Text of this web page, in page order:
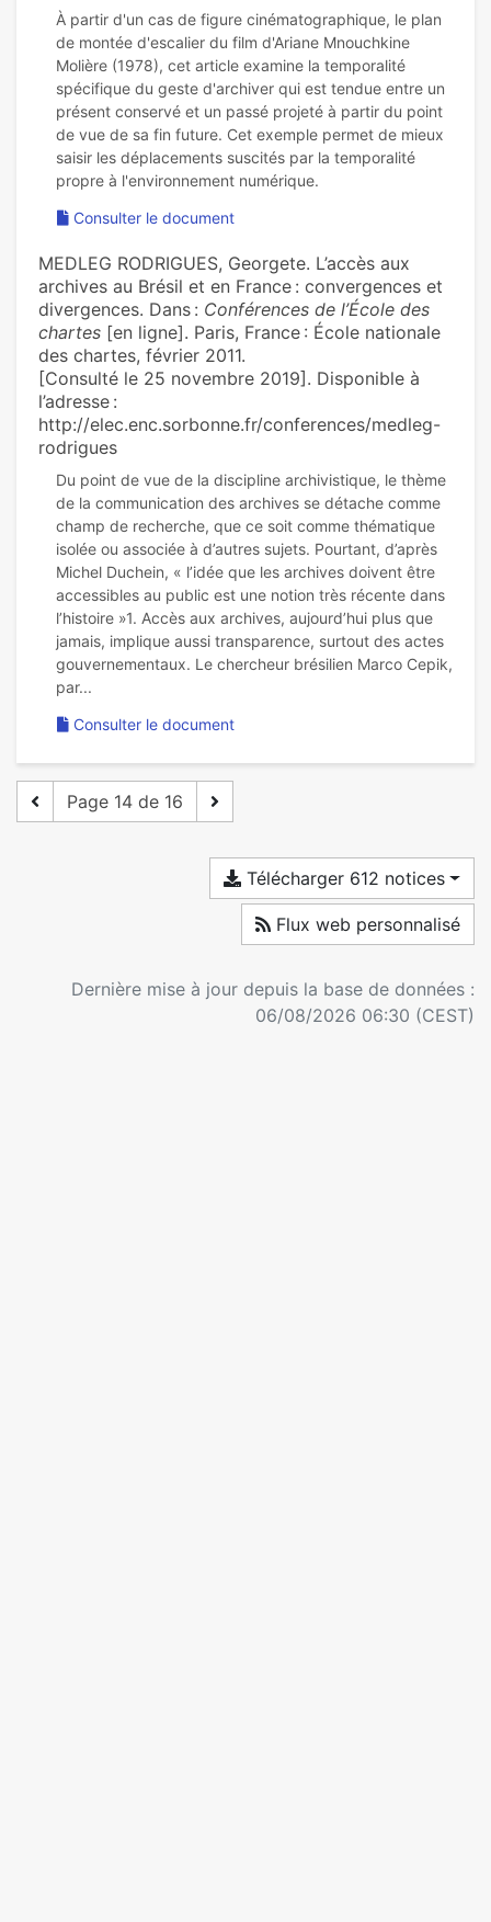
À partir d'un cas de figure cinématographique, le plan
de montée d'escalier du film d'Ariane Mnouchkine
Molière (1978), cet article examine la temporalité
spécifique du geste d'archiver qui est tendue entre un
présent conservé et un passé projeté à partir du point
de vue de sa fin future. Cet exemple permet de mieux
saisir les déplacements suscités par la temporalité
Consulter le document
MEDLEG RODRIGUES, Georgete. L’accès aux
archives au Brésil et en France : convergences et
divergences. Dans : Conférences de l’École des
chartes [en ligne]. Paris, France : École nationale
des chartes, février 2011.
[Consulté le 25 novembre 2019]. Disponible à
l’adresse :
http://elec.enc.sorbonne.fr/conferences/medleg-
rodrigues
Du point de vue de la discipline archivistique, le thème
de la communication des archives se détache comme
champ de recherche, que ce soit comme thématique
isolée ou associée à d’autres sujets. Pourtant, d’après
Michel Duchein, « l’idée que les archives doivent être
accessibles au public est une notion très récente dans
l’histoire »1. Accès aux archives, aujourd’hui plus que
jamais, implique aussi transparence, surtout des actes
gouvernementaux. Le chercheur brésilien Marco Cepik,
Consulter le document
Page 14 de 16
Télécharger 612 notices
Flux web personnalisé
Dernière mise à jour depuis la base de données :
06/08/2026 06:30 (CEST)